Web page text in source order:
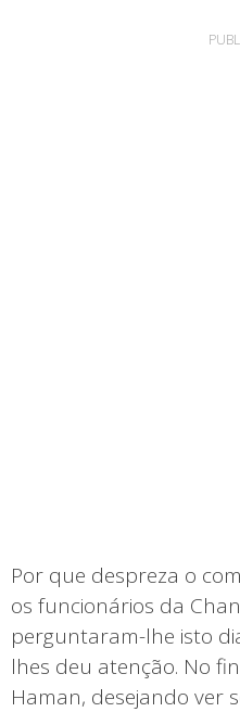
Por que despreza o
os funcionários da
perguntaram-lhe isto
lhes deu atenção. No
Haman, desejando ver